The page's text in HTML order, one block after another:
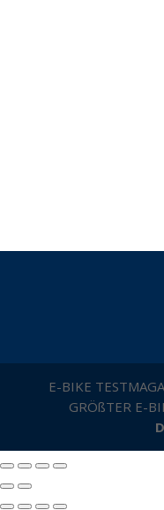
E-BIKE
GRÖßTER E-